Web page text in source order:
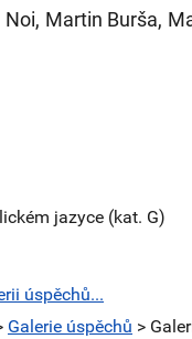
Martin Burša,
jazyce (kat. G)
úspěchů...
Galerie úspěchů >